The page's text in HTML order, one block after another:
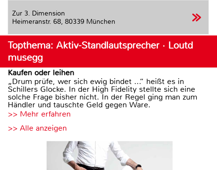
Zur 3. Dimension
Heimeranstr. 68, 80339 München
Topthema: Aktiv-Standlautsprecher · Loutd
musegg
Kaufen oder leihen
„Drum prüfe, wer sich ewig bindet ...“ heißt es in
Schillers Glocke. In der High Fidelity stellte sich eine
solche Frage bisher nicht. In der Regel ging man zum
Händler und tauschte Geld gegen Ware.
>> Mehr erfahren
>> Alle anzeigen